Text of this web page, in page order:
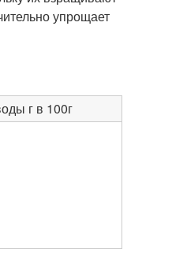
упрощает
г в 100г